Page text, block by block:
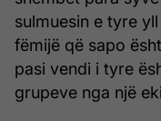
sulmuesin e tyre
fëmijë që sapo
pasi vendi i tyre
grupeve nga një